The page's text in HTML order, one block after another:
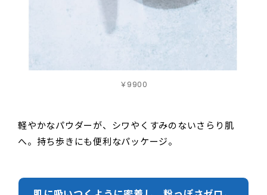
￥9900
軽やかなパウダーが、シワやくすみのないさらり肌
へ。持ち歩きにも便利なパッケージ。